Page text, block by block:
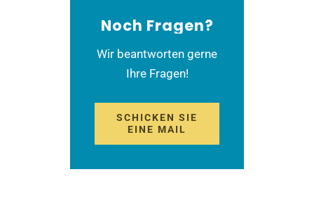
Noch Fragen?
Wir beantworten gerne
Ihre Fragen!
SCHICKEN SIE
EINE MAIL